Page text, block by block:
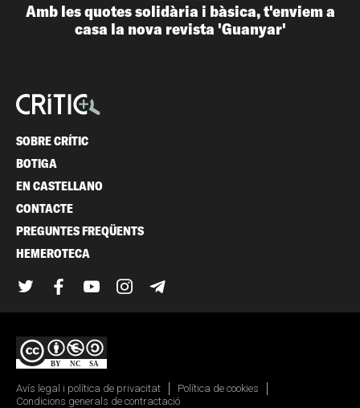
Amb les quotes solidària i bàsica, t'enviem a
casa la nova revista 'Guanyar'
SOBRE CRÍTIC
BOTIGA
EN CASTELLANO
CONTACTE
PREGUNTES FREQÜENTS
HEMEROTECA
TwitterFacebook
YouTubeInstagram
Avís legal i política de privacitat
Política de cookies
Condicions generals de contractació